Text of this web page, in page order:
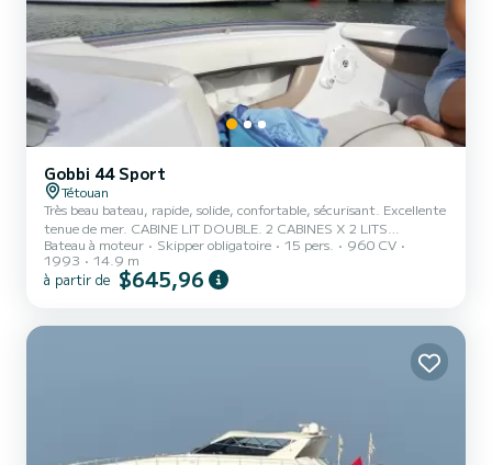
Gobbi 44 Sport
Tétouan
Très beau bateau, rapide, solide, confortable, sécurisant. Excellente
tenue de mer. CABINE LIT DOUBLE. 2 CABINES X 2 LITS
SIMPLES, SOIT 6 COUCHAGES. 2 WC. CABINES DOUCHE ET
LAVABO. réfrigérateur, congélateur, plancha, four micro ondes,
machine à café expresso, Sono, radio, 2 TABLES REPAS X 6
repas à bord, avec ou sans cuisinier, avec ou sans courses (à prévoir
Bateau à moteur Skipper obligatoire 15 pers.
960 CV
1993
14.9 m
à partir de $645,96